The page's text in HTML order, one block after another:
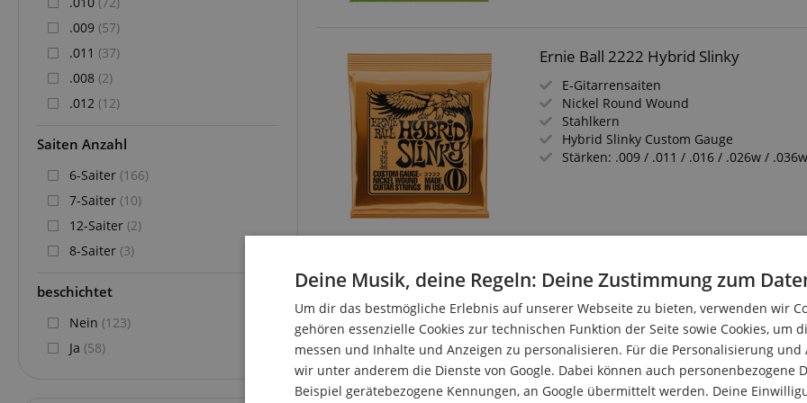
Ernie Ball 2222 Hybrid Slinky
E-Gitarrensaiten
Nickel Round Wound
Stahlkern
Hybrid Slinky Custom Gauge
Stärken: .009 / .011 / .016 / .026w /
Shaman Electric Saiten für E-Gitarre
Vernickelte Saiten für E-Gitarre in Stärke
Kompletter Satz plus 2 Ersatz-Saiten (E1
Inklusive 3 Plektren in verschiedenen
Stärken: .010, .013, .017, .026, .036 und
Inklusive eBook (Download-Link)
.009 (57)
.011 (37)
.008 (2)
.012 (12)
Saiten Anzahl
6-Saiter (166)
7-Saiter (10)
12-Saiter (2)
8-Saiter (3)
beschichtet
Nein (123)
Ja (58)
Deine Musik, deine Regeln: Deine Zustimmung zum
Um dir das bestmögliche Erlebnis auf unserer Webseite zu bieten, verwenden wir
gehören essenzielle Cookies zur technischen Funktion der Seite sowie Cookies, um
messen und Inhalte und Anzeigen zu personalisieren. Für die Personalisierung und
wir unter anderem die Dienste von Google. Dabei können auch personenbezogene
Beispiel gerätebezogene Kennungen, an Google übermittelt werden. Deine